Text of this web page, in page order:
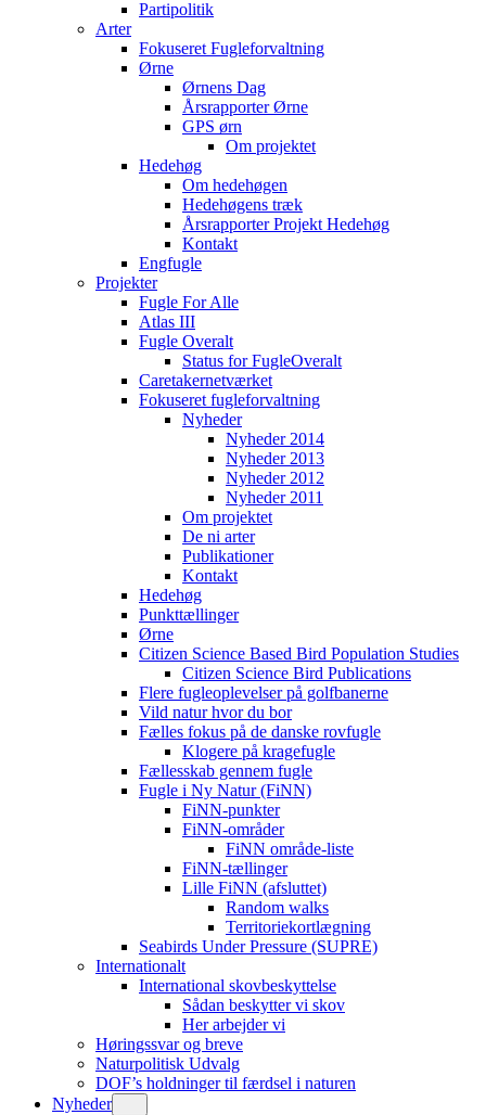
Partipolitik
Arter
Fokuseret Fugleforvaltning
Ørne
Ørnens Dag
Årsrapporter Ørne
GPS ørn
Om projektet
Hedehøg
Om hedehøgen
Hedehøgens træk
Årsrapporter Projekt Hedehøg
Kontakt
Engfugle
Projekter
Fugle For Alle
Atlas III
Fugle Overalt
Status for FugleOveralt
Caretakernetværket
Fokuseret fugleforvaltning
Nyheder
Nyheder 2014
Nyheder 2013
Nyheder 2012
Nyheder 2011
Om projektet
De ni arter
Publikationer
Kontakt
Hedehøg
Punkttællinger
Ørne
Citizen Science Based Bird Population Studies
Citizen Science Bird Publications
Flere fugleoplevelser på golfbanerne
Vild natur hvor du bor
Fælles fokus på de danske rovfugle
Klogere på kragefugle
Fællesskab gennem fugle
Fugle i Ny Natur (FiNN)
FiNN-punkter
FiNN-områder
FiNN område-liste
FiNN-tællinger
Lille FiNN (afsluttet)
Random walks
Territoriekortlægning
Seabirds Under Pressure (SUPRE)
Internationalt
International skovbeskyttelse
Sådan beskytter vi skov
Her arbejder vi
Høringssvar og breve
Naturpolitisk Udvalg
DOF’s holdninger til færdsel i naturen
Nyheder